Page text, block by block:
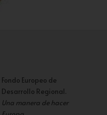
Fondo Europeo de
Desarrollo Regional.
Una manera de hacer